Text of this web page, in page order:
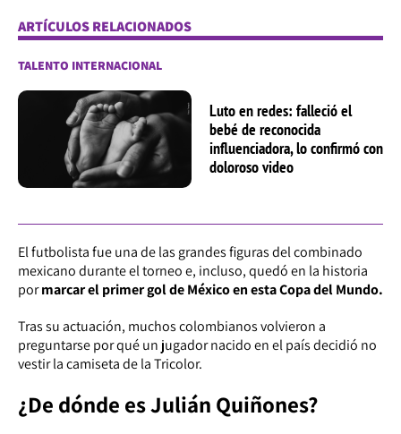
ARTÍCULOS RELACIONADOS
TALENTO INTERNACIONAL
Luto en redes: falleció el
bebé de reconocida
influenciadora, lo confirmó con
doloroso video
El futbolista fue una de las grandes figuras del combinado
mexicano durante el torneo e, incluso, quedó en la historia
pormarcar el primer gol de México en esta Copa del Mundo.
Tras su actuación, muchos colombianos volvieron a
preguntarse por qué un jugador nacido en el país decidió no
vestir la camiseta de la Tricolor.
¿De dónde es Julián Quiñones?